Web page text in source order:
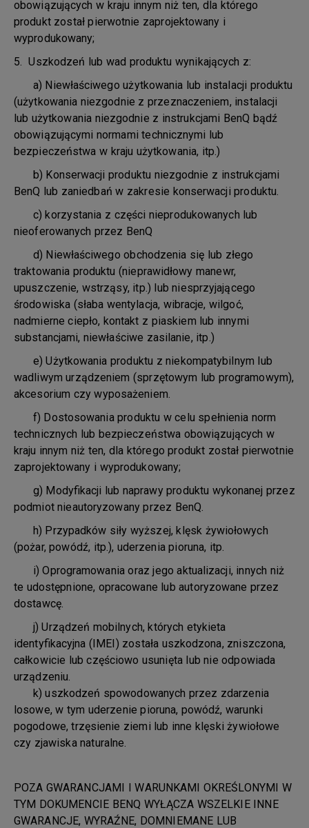
obowiązujących w kraju innym niż ten, dla którego
produkt został pierwotnie zaprojektowany i
wyprodukowany;
5. Uszkodzeń lub wad produktu wynikających z:
a) Niewłaściwego użytkowania lub instalacji produktu
(użytkowania niezgodnie z przeznaczeniem, instalacji
lub użytkowania niezgodnie z instrukcjami BenQ bądź
obowiązującymi normami technicznymi lub
bezpieczeństwa w kraju użytkowania, itp.)
b) Konserwacji produktu niezgodnie z instrukcjami
BenQ lub zaniedbań w zakresie konserwacji produktu.
c) korzystania z części nieprodukowanych lub
nieoferowanych przez BenQ
d) Niewłaściwego obchodzenia się lub złego
traktowania produktu (nieprawidłowy manewr,
upuszczenie, wstrząsy, itp.) lub niesprzyjającego
środowiska (słaba wentylacja, wibracje, wilgoć,
nadmierne ciepło, kontakt z piaskiem lub innymi
substancjami, niewłaściwe zasilanie, itp.)
e) Użytkowania produktu z niekompatybilnym lub
wadliwym urządzeniem (sprzętowym lub programowym),
akcesorium czy wyposażeniem.
f) Dostosowania produktu w celu spełnienia norm
technicznych lub bezpieczeństwa obowiązujących w
kraju innym niż ten, dla którego produkt został pierwotnie
zaprojektowany i wyprodukowany;
g) Modyfikacji lub naprawy produktu wykonanej przez
podmiot nieautoryzowany przez BenQ.
h) Przypadków siły wyższej, klęsk żywiołowych
(pożar, powódź, itp.), uderzenia pioruna, itp.
i) Oprogramowania oraz jego aktualizacji, innych niż
te udostępnione, opracowane lub autoryzowane przez
dostawcę.
j) Urządzeń mobilnych, których etykieta
identyfikacyjna (IMEI) została uszkodzona, zniszczona,
całkowicie lub częściowo usunięta lub nie odpowiada
urządzeniu.
k) uszkodzeń spowodowanych przez zdarzenia
losowe, w tym uderzenie pioruna, powódź, warunki
pogodowe, trzęsienie ziemi lub inne klęski żywiołowe
czy zjawiska naturalne.
POZA GWARANCJAMI I WARUNKAMI OKREŚLONYMI W
TYM DOKUMENCIE BENQ WYŁĄCZA WSZELKIE INNE
GWARANCJE, WYRAŹNE, DOMNIEMANE LUB